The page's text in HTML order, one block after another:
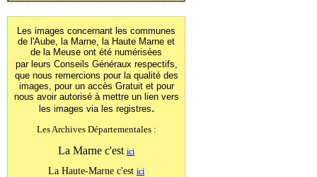
Les images concernant les communes
de l'Aube, la Marne, la Haute Marne et
de la Meuse ont été numérisées
par leurs Conseils Généraux respectifs,
que nous remercions pour la qualité des
images, pour un accès Gratuit et pour
nous avoir autorisé à mettre un lien vers
les images via les registres.
Les Archives Départementales :
La Marne c'est ici
La Haute-Marne c'est ici